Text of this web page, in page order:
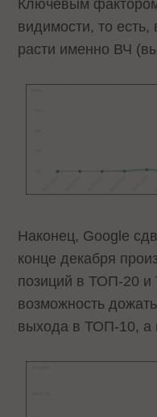
Ключевым
видимости, то
расти именно ВЧ
Наконец, Google
конце декабря
позиций в ТОП-20
возможность
выхода в ТОП-10, а